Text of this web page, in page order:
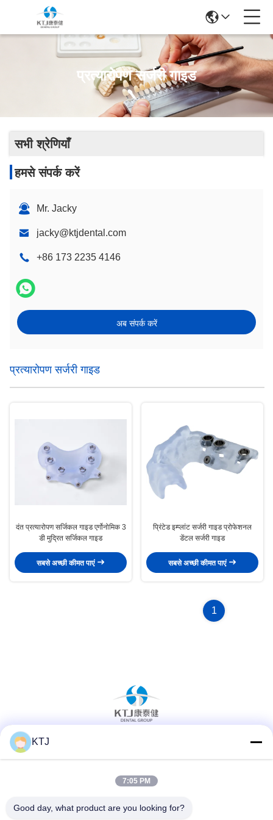
प्रत्यारोपण सर्जरी गाइड
सभी श्रेणियाँ
हमसे संपर्क करें
Mr. Jacky
jacky@ktjdental.com
+86 173 2235 4146
अब संपर्क करें
प्रत्यारोपण सर्जरी गाइड
दंत प्रत्यारोपण सर्जिकल गाइड एर्गोनोमिक 3
डी मुद्रित सर्जिकल गाइड
सबसे अच्छी कीमत पाएं
प्रिंटेड इम्प्लांट सर्जरी गाइड प्रोफेशनल
डेंटल सर्जरी गाइड
सबसे अच्छी कीमत पाएं
1
त्वरित संपर्क
KTJ
7:05 PM
Good day, what product are you looking for?